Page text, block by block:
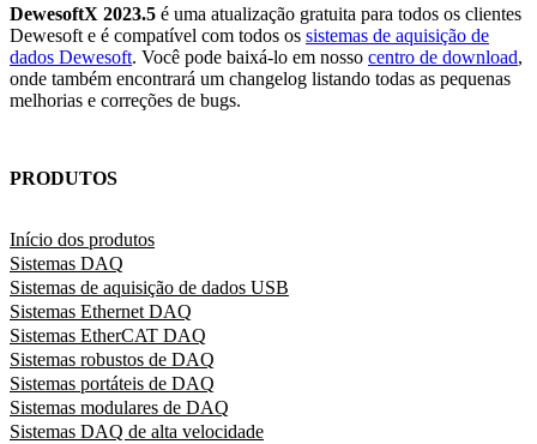
DewesoftX 2023.5 é uma atualização gratuita para todos os clientes
Dewesoft e é compatível com todos os sistemas de aquisição de
dados Dewesoft. Você pode baixá-lo em nosso centro de download,
onde também encontrará um changelog listando todas as pequenas
melhorias e correções de bugs.
PRODUTOS
Início dos produtos
Sistemas DAQ
Sistemas de aquisição de dados USB
Sistemas Ethernet DAQ
Sistemas EtherCAT DAQ
Sistemas robustos de DAQ
Sistemas portáteis de DAQ
Sistemas modulares de DAQ
Sistemas DAQ de alta velocidade